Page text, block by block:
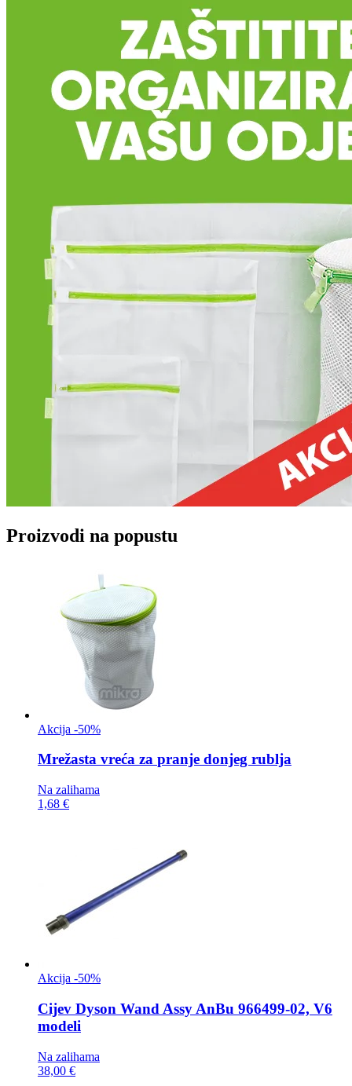
Proizvodi na popustu
Akcija -50%
Mrežasta vreća za pranje donjeg rublja
Na zalihama
1,68 €
Akcija -50%
Cijev Dyson Wand Assy AnBu 966499-02, V6
modeli
Na zalihama
38,00 €